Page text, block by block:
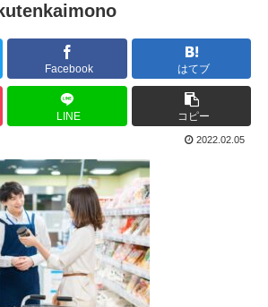
Facebook はてブ
LINE コピー
2022.02.05